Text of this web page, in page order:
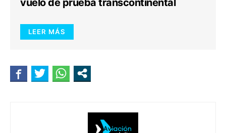
vuelo de prueba transcontinental
LEER MÁS